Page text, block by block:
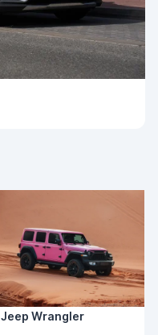
Jeep Wrangler